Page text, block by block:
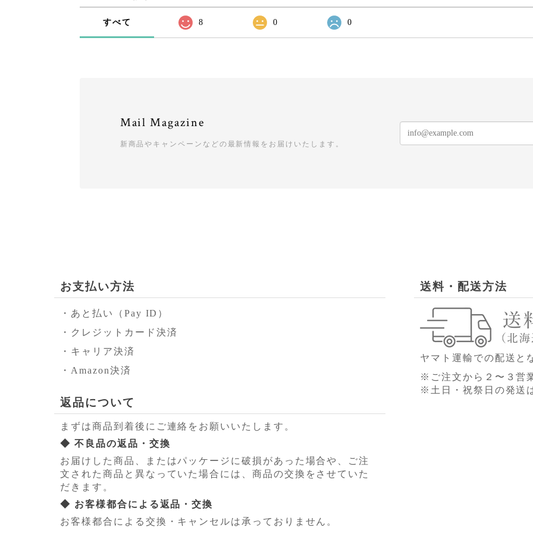
すべて 8 0 0
Mail Magazine
新商品やキャンペーンなどの最新情報をお届けいたします。
お支払い方法
・あと払い（Pay ID）
・クレジットカード決済
・キャリア決済
・Amazon決済
返品について
まずは商品到着後にご連絡をお願いいたします。
◆ 不良品の返品・交換
お届けした商品、またはパッケージに破損があった場合や、ご注
文された商品と異なっていた場合には、商品の交換をさせていた
だきます。
◆ お客様都合による返品・交換
お客様都合による交換・キャンセルは承っておりません。
送料・配送方法
ヤマト運輸での配送と
※ご注文から２〜３営
※土日・祝祭日の発送